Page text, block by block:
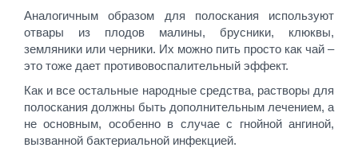
Аналогичным образом для полоскания используют
отвары из плодов малины, брусники, клюквы,
земляники или черники. Их можно пить просто как чай –
это тоже дает противовоспалительный эффект.
Как и все остальные народные средства, растворы для
полоскания должны быть дополнительным лечением, а
не основным, особенно в случае с гнойной ангиной,
вызванной бактериальной инфекцией.